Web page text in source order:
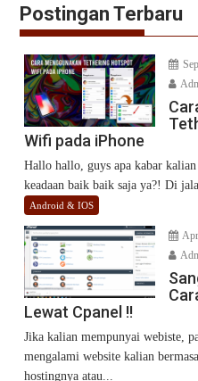
Postingan Terbaru
Wifi pada iPhone
Hallo hallo, guys apa kabar kalian
keadaan baik baik saja ya?! Di
Android & IOS
Lewat Cpanel !!
Jika kalian mempunyai webiste,
mengalami website kalian
hostingnya atau...